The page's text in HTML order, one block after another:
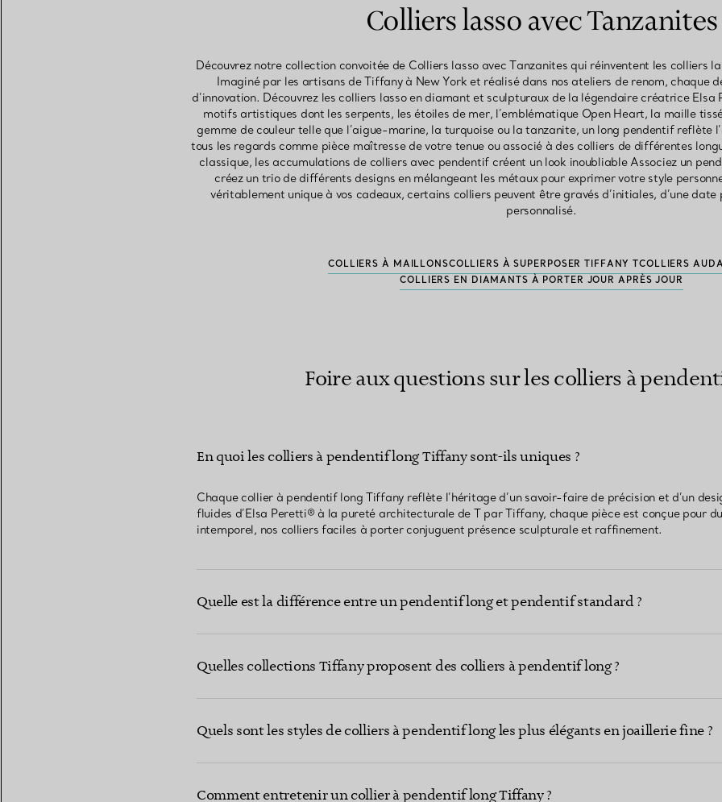
Colliers lasso avec Tanzanites
Découvrez notre collection convoitée de Colliers lasso avec Tanzanites qui réinventent les colliers
Imaginé par les artisans de Tiffany à New York et réalisé dans nos ateliers de renom, chaque
d’innovation. Découvrez les colliers lasso en diamant et sculpturaux de la légendaire créatrice Elsa
motifs artistiques dont les serpents, les étoiles de mer, l’emblématique Open Heart, la maille
gemme de couleur telle que l’aigue-marine, la turquoise ou la tanzanite, un long pendentif reflète
tous les regards comme pièce maîtresse de votre tenue ou associé à des colliers de différentes
classique, les accumulations de colliers avec pendentif créent un look inoubliable Associez un
créez un trio de différents designs en mélangeant les métaux pour exprimer votre style
véritablement unique à vos cadeaux, certains colliers peuvent être gravés d’initiales, d’une date
personnalisé.
COLLIERS À MAILLONSCOLLIERS À SUPERPOSER TIFFANY TCOLLIERS
COLLIERS EN DIAMANTS À PORTER JOUR APRÈS JOUR
Foire aux questions sur les colliers à
En quoi les colliers à pendentif long Tiffany sont-ils uniques ?
Chaque collier à pendentif long Tiffany reflète l’héritage d’un savoir-faire de précision et d’un
fluides d’Elsa Peretti® à la pureté architecturale de T par Tiffany, chaque pièce est conçue pour
intemporel, nos colliers faciles à porter conjuguent présence sculpturale et raffinement.
Quelle est la différence entre un pendentif long et pendentif standard ?
Quelles collections Tiffany proposent des colliers à pendentif long ?
Quels sont les styles de colliers à pendentif long les plus élégants en joaillerie fine ?
Comment entretenir un collier à pendentif long Tiffany ?